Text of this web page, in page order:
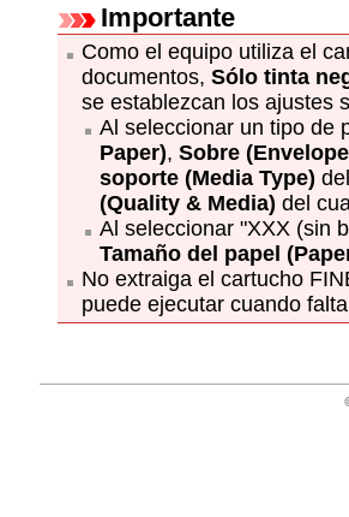
Importante
Como el equipo utiliza el
documentos, Sólo tinta
se establezcan los ajustes
Al seleccionar un tipo de
Paper), Sobre
soporte (Media Type)
(Quality & Media) del
Al seleccionar "XXX (sin
Tamaño del papel
No extraiga el cartucho
puede ejecutar cuando